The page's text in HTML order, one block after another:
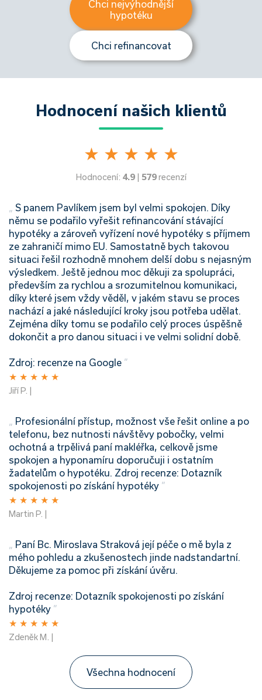
Chci nejvýhodnější
hypotéku
Chci refinancovat
Hodnocení našich klientů
★ ★ ★ ★ ★
Hodnocení: 4.9| 579recenzí
„ S panem Pavlíkem jsem byl velmi spokojen. Díky
němu se podařilo vyřešit refinancování stávající
hypotéky a zároveň vyřízení nové hypotéky s příjmem
ze zahraničí mimo EU. Samostatně bych takovou
situaci řešil rozhodně mnohem delší dobu s nejasným
výsledkem. Ještě jednou moc děkuji za spolupráci,
především za rychlou a srozumitelnou komunikaci,
díky které jsem vždy věděl, v jakém stavu se proces
nachází a jaké následující kroky jsou potřeba udělat.
Zejména díky tomu se podařilo celý proces úspěšně
dokončit a pro danou situaci i ve velmi solidní době.
Zdroj: recenze na Google ”
★ ★ ★ ★ ★
Jiří P. |
„ Profesionální přístup, možnost vše řešit online a po
telefonu, bez nutnosti návštěvy pobočky, velmi
ochotná a trpělivá paní makléřka, celkově jsme
spokojen a hyponamíru doporučuji i ostatním
žadatelům o hypotéku. Zdroj recenze: Dotazník
spokojenosti po získání hypotéky ”
★ ★ ★ ★ ★
Martin P. |
„ Paní Bc. Miroslava Straková její péče o mě byla z
mého pohledu a zkušenostech jinde nadstandartní.
Děkujeme za pomoc při získání úvěru.
Zdroj recenze: Dotazník spokojenosti po získání
hypotéky ”
★ ★ ★ ★ ★
Zdeněk M. |
Všechna hodnocení